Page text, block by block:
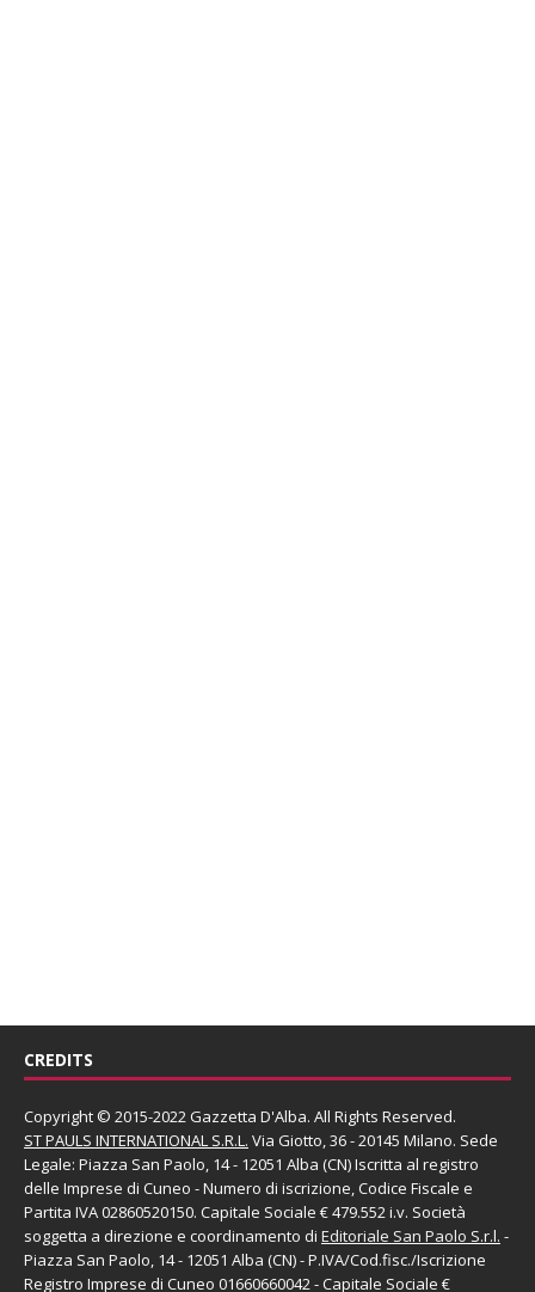
CREDITS
Copyright © 2015-2022 Gazzetta D'Alba. All Rights Reserved.
ST PAULS INTERNATIONAL S.R.L. Via Giotto, 36 - 20145 Milano. Sede
Legale: Piazza San Paolo, 14 - 12051 Alba (CN) Iscritta al registro
delle Imprese di Cuneo - Numero di iscrizione, Codice Fiscale e
Partita IVA 02860520150. Capitale Sociale € 479.552 i.v. Società
soggetta a direzione e coordinamento di Editoriale San Paolo S.r.l. -
Piazza San Paolo, 14 - 12051 Alba (CN) - P.IVA/Cod.fisc./Iscrizione
Registro Imprese di Cuneo 01660660042 - Capitale Sociale €